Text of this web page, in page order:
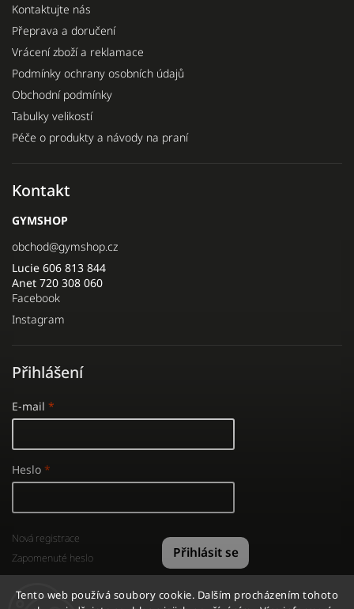
Tento web používá soubory cookie. Dalším procházením tohoto
Kontaktujte nás
Přeprava a doručení
Vrácení zboží a reklamace
Podmínky ochrany osobních údajů
Obchodní podmínky
Tabulky velikostí
Péče o produkty a návody na praní
Kontakt
GYMSHOP
obchod@gymshop.cz
Lucie 606 813 844
Anet 720 308 060
Facebook
Instagram
Přihlášení
E-mail
Heslo
Přihlásit se
Nová registrace
Zapomenuté heslo